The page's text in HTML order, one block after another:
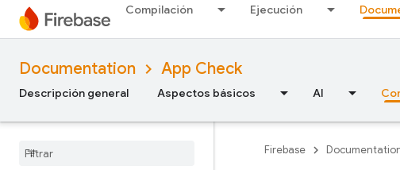
Compilación Ejecución
Documentation App Check
Descripción general Aspectos básicos AI
Firebase